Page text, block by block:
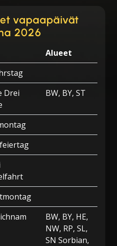
vapaapäivät
2026
Alueet
Drei
BW, BY, ST
BW, BY, HE,
NW, RP, SL,
SN Sorbian,